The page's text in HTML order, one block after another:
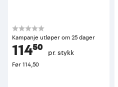
Kampanje utløper om 25 dager
114⁵⁰ pr. stykk
Før114,50